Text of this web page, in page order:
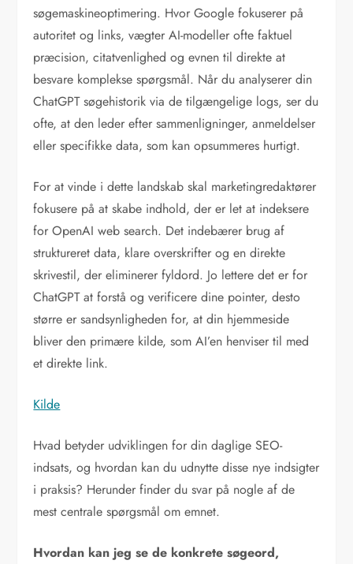
søgemaskineoptimering. Hvor Google fokuserer på
autoritet og links, vægter AI-modeller ofte faktuel
præcision, citatvenlighed og evnen til direkte at
besvare komplekse spørgsmål. Når du analyserer din
ChatGPT søgehistorik via de tilgængelige logs, ser du
ofte, at den leder efter sammenligninger, anmeldelser
eller specifikke data, som kan opsummeres hurtigt.
For at vinde i dette landskab skal marketingredaktører
fokusere på at skabe indhold, der er let at indeksere
for OpenAI web search. Det indebærer brug af
struktureret data, klare overskrifter og en direkte
skrivestil, der eliminerer fyldord. Jo lettere det er for
ChatGPT at forstå og verificere dine pointer, desto
større er sandsynligheden for, at din hjemmeside
bliver den primære kilde, som AI’en henviser til med
et direkte link.
Kilde
Hvad betyder udviklingen for din daglige SEO-
indsats, og hvordan kan du udnytte disse nye indsigter
i praksis? Herunder finder du svar på nogle af de
mest centrale spørgsmål om emnet.
Hvordan kan jeg se de konkrete søgeord,